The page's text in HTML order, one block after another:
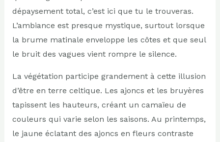
dépaysement total, c’est ici que tu le trouveras.
L’ambiance est presque mystique, surtout lorsque
la brume matinale enveloppe les côtes et que seul
le bruit des vagues vient rompre le silence.
La végétation participe grandement à cette illusion
d’être en terre celtique. Les ajoncs et les bruyères
tapissent les hauteurs, créant un camaïeu de
couleurs qui varie selon les saisons. Au printemps,
le jaune éclatant des ajoncs en fleurs contraste